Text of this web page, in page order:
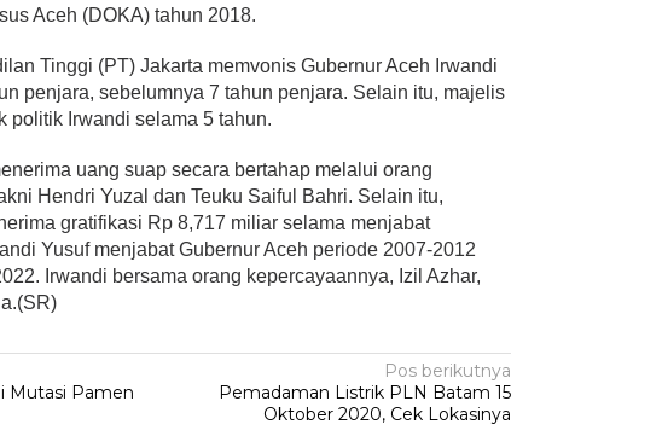
Aceh (DOKA) tahun 2018.
Tinggi (PT) Jakarta memvonis Gubernur Aceh Irwandi
penjara, sebelumnya 7 tahun penjara. Selain itu, majelis
politik Irwandi selama 5 tahun.
uang suap secara bertahap melalui orang
Hendri Yuzal dan Teuku Saiful Bahri. Selain itu,
gratifikasi Rp 8,717 miliar selama menjabat
Yusuf menjabat Gubernur Aceh periode 2007-2012
Irwandi bersama orang kepercayaannya, Izil Azhar,
Mutasi Pamen
Pos berikutnya
Pemadaman Listrik PLN Batam 15
Oktober 2020, Cek Lokasinya